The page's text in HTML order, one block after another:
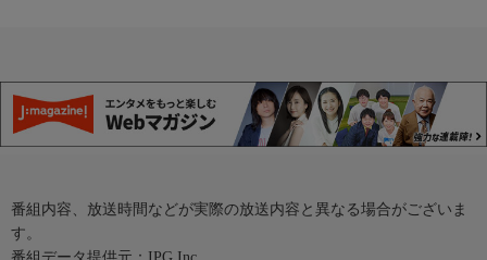
番組内容、放送時間などが実際の放送内容と異なる場合がございま
す。